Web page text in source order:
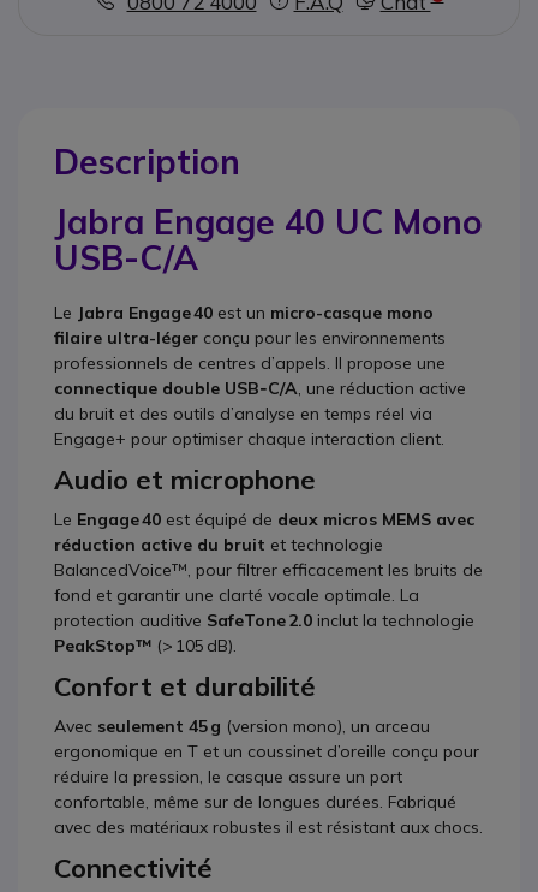
Description
Jabra Engage 40 UC Mono
USB-C/A
Le Jabra Engage 40 est un micro-casque mono
filaire ultra-léger conçu pour les environnements
professionnels de centres d’appels. Il propose une
connectique double USB‑C/A , une réduction active
du bruit et des outils d’analyse en temps réel via
Engage+ pour optimiser chaque interaction client.
Audio et microphone
Le Engage 40 est équipé de deux micros MEMS avec
réduction active du bruit et technologie
BalancedVoice™, pour filtrer efficacement les bruits de
fond et garantir une clarté vocale optimale. La
protection auditive SafeTone 2.0 inclut la technologie
PeakStop™ (> 105 dB).
Confort et durabilité
Avec seulement 45 g (version mono), un arceau
ergonomique en T et un coussinet d’oreille conçu pour
réduire la pression, le casque assure un port
confortable, même sur de longues durées. Fabriqué
avec des matériaux robustes il est résistant aux chocs.
Connectivité